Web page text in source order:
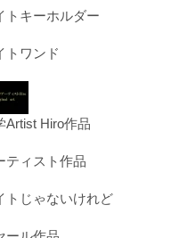
トキーホルダー
トワンド
Artist Hiro作品
ティスト作品
トじゃないけれど